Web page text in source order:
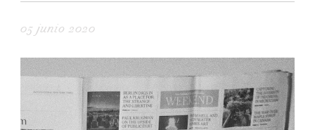
05 junio 2020